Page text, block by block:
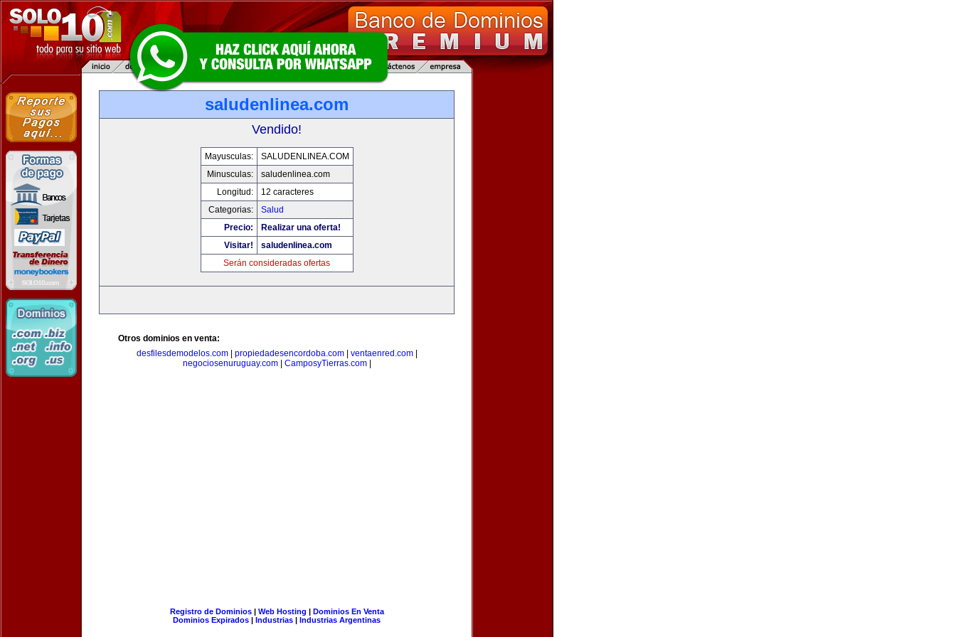
saludenlinea.com
Vendido!
Mayusculas:
SALUDENLINEA.COM
Minusculas:
saludenlinea.com
Longitud:
12 caracteres
Categorias:
Salud
Precio:
Realizar una oferta!
Visitar!
saludenlinea.com
Serán consideradas ofertas
Otros dominios en venta:
desfilesdemodelos.com| propiedadesencordoba.com| ventaenred.com|
negociosenuruguay.com| CamposyTierras.com|
Registro de Dominios| Web Hosting | Dominios En Venta
Dominios Expirados | Industrias | Industrias Argentinas